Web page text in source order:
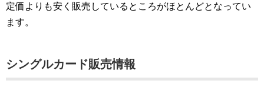
定価よりも安く販売しているところがほとんどとなってい
ます。
シングルカード販売情報